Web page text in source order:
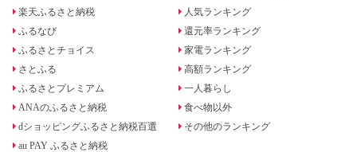
楽天ふるさと納税
ふるなび
ふるさとチョイス
さとふる
ふるさとプレミアム
ANAのふるさと納税
dショッピングふるさと納税百選
au PAY ふるさと納税
人気ランキング
還元率ランキング
家電ランキング
高額ランキング
一人暮らし
食べ物以外
その他のランキング